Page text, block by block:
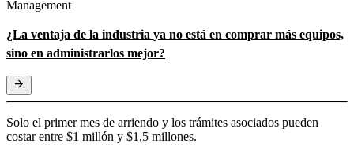
Management
¿La ventaja de la industria ya no está en comprar más equipos,
sino en administrarlos mejor?
Solo el primer mes de arriendo y los trámites asociados pueden
costar entre $1 millón y $1,5 millones.